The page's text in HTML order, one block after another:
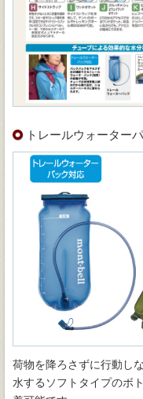
トレールウォーター
荷物を降ろさずに行動し
水するソフトタイプのボ